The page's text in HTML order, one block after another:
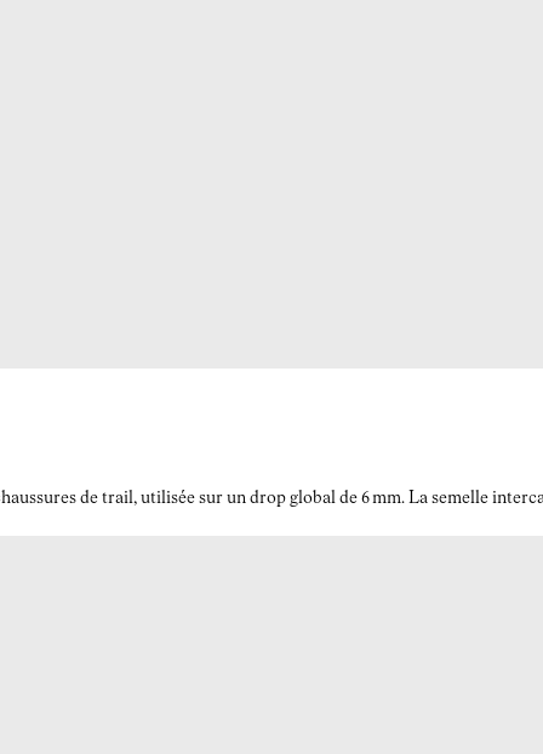
de trail, utilisée sur un drop global de 6 mm. La semelle